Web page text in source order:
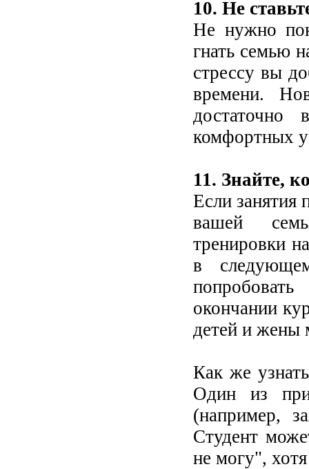
10. Не
Не нужно
гнать семью
стрессу вы
времени.
достаточно
комфортных
11. Знайте,
Если занятия
вашей
тренировки
в
окончании
детей и жены
Как же
Один из
(например,
Студент
не могу",